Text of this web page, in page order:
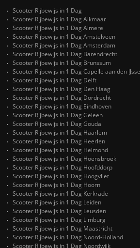
Scooter Rijbewijs in 1 Dag
Scooter Rijbewijs in 1 Dag Alkmaar
Scooter Rijbewijs in 1 Dag Almere
Scooter Rijbewijs in 1 Dag Amstelveen
Scooter Rijbewijs in 1 Dag Amsterdam
Scooter Rijbewijs in 1 Dag Barendrecht
Scooter Rijbewijs in 1 Dag Brunssum
Scooter Rijbewijs in 1 Dag Capelle aan den
Scooter Rijbewijs in 1 Dag Delft
Scooter Rijbewijs in 1 Dag Den Haag
Scooter Rijbewijs in 1 Dag Dordrecht
Scooter Rijbewijs in 1 Dag Eindhoven
Scooter Rijbewijs in 1 Dag Geleen
Scooter Rijbewijs in 1 Dag Gouda
Scooter Rijbewijs in 1 Dag Haarlem
Scooter Rijbewijs in 1 Dag Heerlen
Scooter Rijbewijs in 1 Dag Helmond
Scooter Rijbewijs in 1 Dag Hoensbroek
Scooter Rijbewijs in 1 Dag Hoofddorp
Scooter Rijbewijs in 1 Dag Hoogvliet
Scooter Rijbewijs in 1 Dag Hoorn
Scooter Rijbewijs in 1 Dag Kerkrade
Scooter Rijbewijs in 1 Dag Leiden
Scooter Rijbewijs in 1 Dag Leusden
Scooter Rijbewijs in 1 Dag Limburg
Scooter Rijbewijs in 1 Dag Maastricht
Scooter Rijbewijs in 1 Dag Noord-Holland
Scooter Rijbewijs in 1 Dag Noordwijk